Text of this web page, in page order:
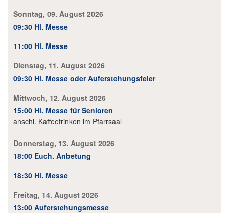
Sonntag, 09. August 2026
09:30 Hl. Messe
11:00 Hl. Messe
Dienstag, 11. August 2026
09:30 Hl. Messe oder Auferstehungsfeier
Mittwoch, 12. August 2026
15:00 Hl. Messe für Senioren
anschl. Kaffeetrinken im Pfarrsaal
Donnerstag, 13. August 2026
18:00 Euch. Anbetung
18:30 Hl. Messe
Freitag, 14. August 2026
13:00 Auferstehungsmesse